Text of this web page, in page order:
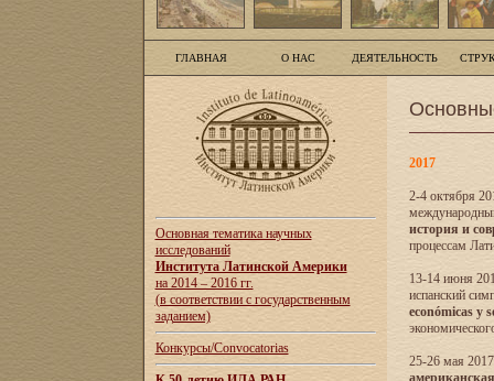
ГЛАВНАЯ О НАС ДЕЯТЕЛЬНОСТЬ
Основная тематика научных
исследований
Института Латинской Америки
на 2014 – 2016 гг.
(в соответствии с государственным
заданием)
Конкурсы/Convocatorias
2017
2-4 октября
история и
процессам
13-14 июня
испанский
económicas y
25-26 мая